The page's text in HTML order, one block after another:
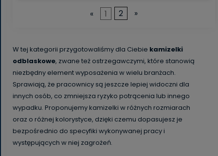
« 1 2 »
W tej kategorii przygotowaliśmy dla Ciebie kamizelki
odblaskowe, zwane też ostrzegawczymi, które stanowią
niezbędny element wyposażenia w wielu branżach.
Sprawiają, że pracownicy są jeszcze lepiej widoczni dla
innych osób, co zmniejsza ryzyko potrącenia lub innego
wypadku. Proponujemy kamizelki w różnych rozmiarach
oraz o różnej kolorystyce, dzięki czemu dopasujesz je
bezpośrednio do specyfiki wykonywanej pracy i
występujących w niej zagrożeń.